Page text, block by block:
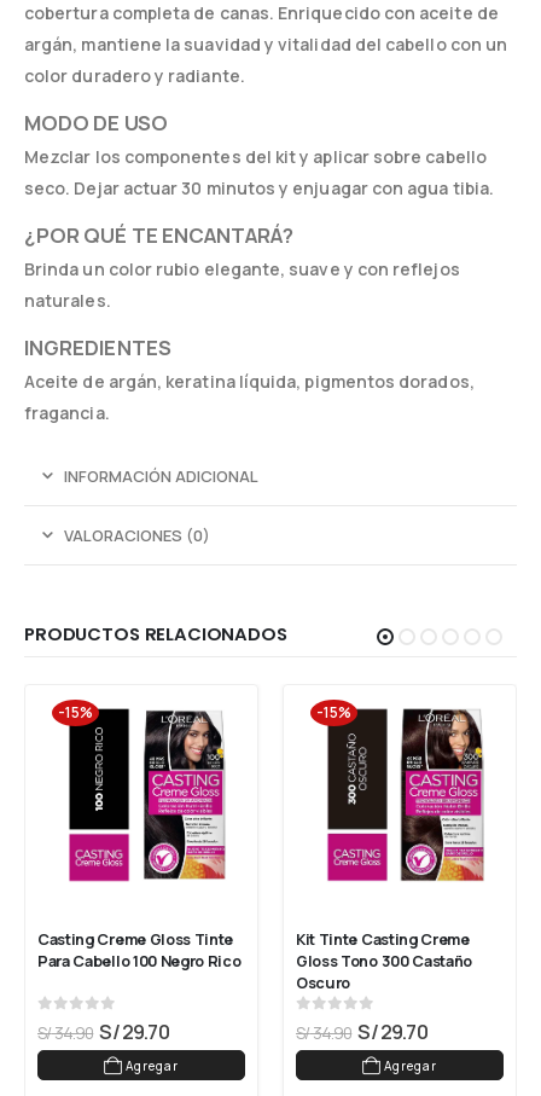
cobertura completa de canas. Enriquecido con aceite de
argán, mantiene la suavidad y vitalidad del cabello con un
color duradero y radiante.
MODO DE USO
Mezclar los componentes del kit y aplicar sobre cabello
seco. Dejar actuar 30 minutos y enjuagar con agua tibia.
¿POR QUÉ TE ENCANTARÁ?
Brinda un color rubio elegante, suave y con reflejos
naturales.
INGREDIENTES
Aceite de argán, keratina líquida, pigmentos dorados,
fragancia.
INFORMACIÓN ADICIONAL
VALORACIONES (0)
PRODUCTOS RELACIONADOS
-15%
Casting Creme Gloss Tinte
Para Cabello 100 Negro Rico
out of 5
S/34.90 S/29.70
Agregar
-15%
Kit Tinte Casting Creme
Gloss Tono 300 Castaño
Oscuro
out of 5
S/34.90 S/29.70
Agregar